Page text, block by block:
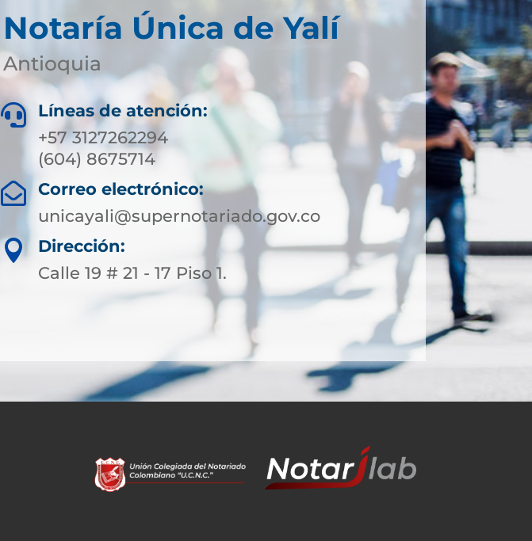
Notaría Única de Yalí
Antioquia

Líneas de atención:
+57 3127262294
(604) 8675714

Correo electrónico:
unicayali@supernotariado.gov.co

Dirección:
Calle 19 # 21 - 17 Piso 1.